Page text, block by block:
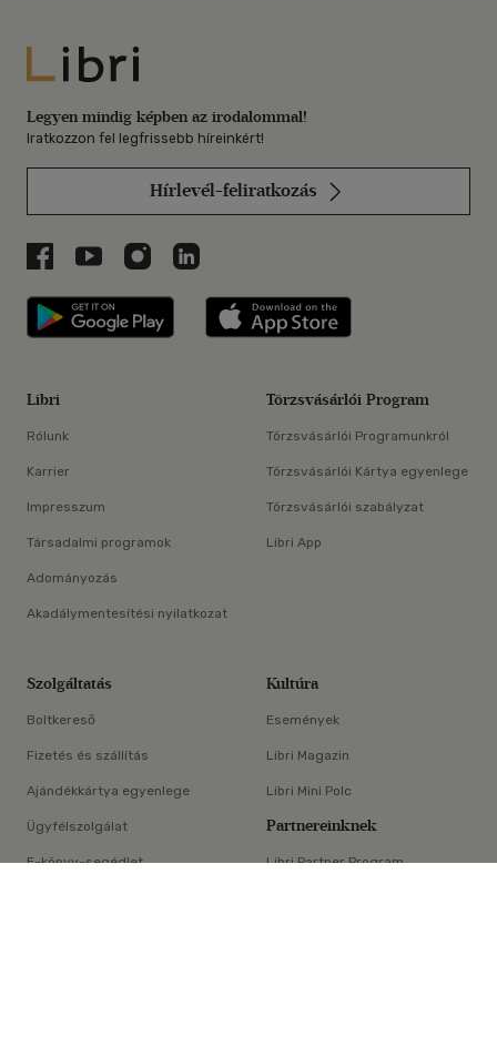
×
Libri
Legyen mindig képben az irodalommal!
Iratkozzon fel legfrissebb híreinkért!
Hírlevél-feliratkozás
Libri a Facebookon
Libri a Youtube-on
Libri az Instagramon
Libri a LinkedInen
Libri applikáció Szerezd meg: Google
Libri
Rólunk
Karrier
Impresszum
Társadalmi programok
Adományozás
Akadálymentesítési nyilatkozat
Törzsvásárlói Program
Törzsvásárlói Programunkról
Törzsvásárlói Kártya egyenlege
Törzsvásárlói szabályzat
Libri App
Szolgáltatás
Boltkereső
Fizetés és szállítás
Ajándékkártya egyenlege
Ügyfélszolgálat
E-könyv-segédlet
Kultúra
Események
Libri Magazin
Libri Mini Polc
Partnereinknek
Libri Partner Program